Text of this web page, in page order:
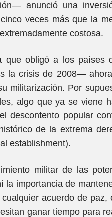
anunció una
veces más que la
costosa.
que obligó a los países
la crisis de 2008—
militarización. Por
algo que ya se viene
descontento popular
de la extrema
establishment).
militar de las
la importancia de
acuerdo de
ganar tiempo para